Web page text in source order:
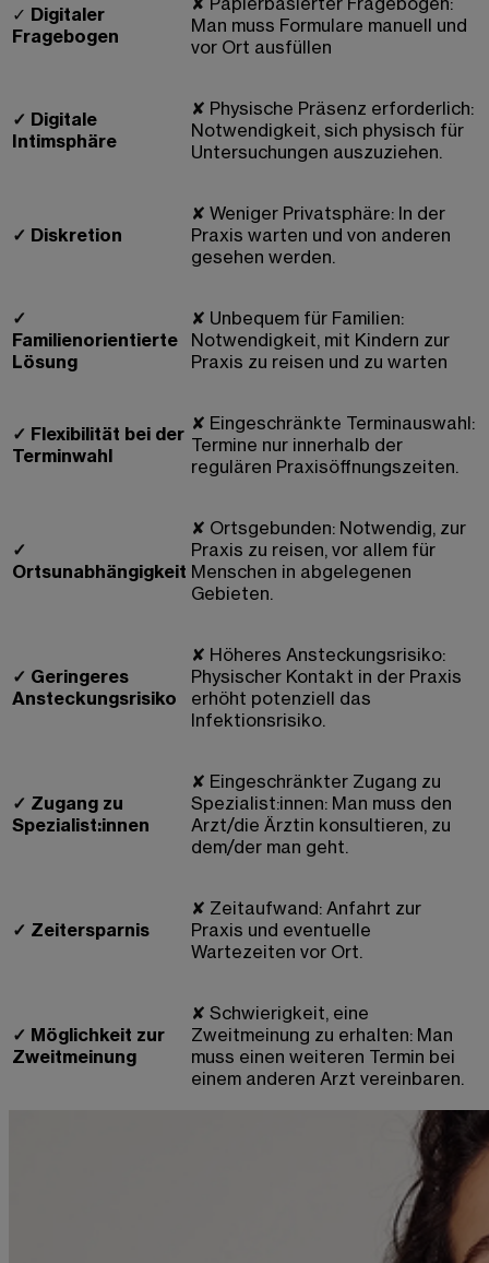
✓ Digitaler
Fragebogen
Man muss Formulare manuell und
vor Ort ausfüllen
✓ Digitale
Intimsphäre
✘ Physische Präsenz erforderlich:
Notwendigkeit, sich physisch für
Untersuchungen auszuziehen.
✓ Diskretion
✘ Weniger Privatsphäre: In der
Praxis warten und von anderen
gesehen werden.
✓
Familienorientierte
Lösung
✘ Unbequem für Familien:
Notwendigkeit, mit Kindern zur
Praxis zu reisen und zu warten
✓ Flexibilität bei der
Terminwahl
✘ Eingeschränkte Terminauswahl:
Termine nur innerhalb der
regulären Praxisöffnungszeiten.
✓
Ortsunabhängigkeit
✘ Ortsgebunden: Notwendig, zur
Praxis zu reisen, vor allem für
Menschen in abgelegenen
Gebieten.
✓ Geringeres
Ansteckungsrisiko
✘ Höheres Ansteckungsrisiko:
Physischer Kontakt in der Praxis
erhöht potenziell das
Infektionsrisiko.
✓ Zugang zu
Spezialist:innen
✘ Eingeschränkter Zugang zu
Spezialist:innen: Man muss den
Arzt/die Ärztin konsultieren, zu
dem/der man geht.
✓ Zeitersparnis
✘ Zeitaufwand: Anfahrt zur
Praxis und eventuelle
Wartezeiten vor Ort.
✓ Möglichkeit zur
Zweitmeinung
✘ Schwierigkeit, eine
Zweitmeinung zu erhalten: Man
muss einen weiteren Termin bei
einem anderen Arzt vereinbaren.